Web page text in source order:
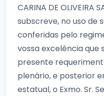
CARINA DE OLIVEIRA
subscreve, no uso de
conferidas pelo
vossa excelência que
presente
plenário, e posterior
estatual, o Exmo. Sr.